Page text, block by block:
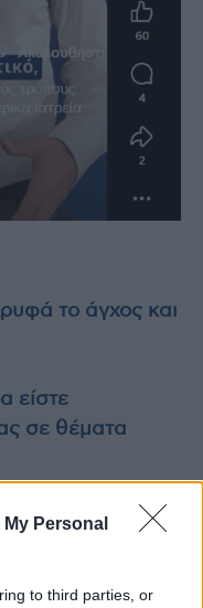
Personal
to third parties, or
το άγχος και
είστε
σε θέματα
του Χριστού
και